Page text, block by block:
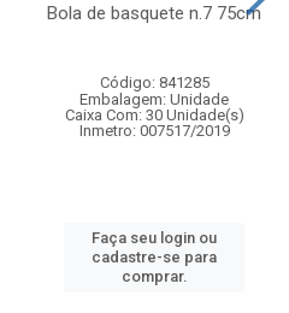
Bola de basquete n.7 75cm
Código: 841285
Embalagem: Unidade
Caixa Com: 30 Unidade(s)
Inmetro: 007517/2019
Faça seu login ou
cadastre-se para
comprar.